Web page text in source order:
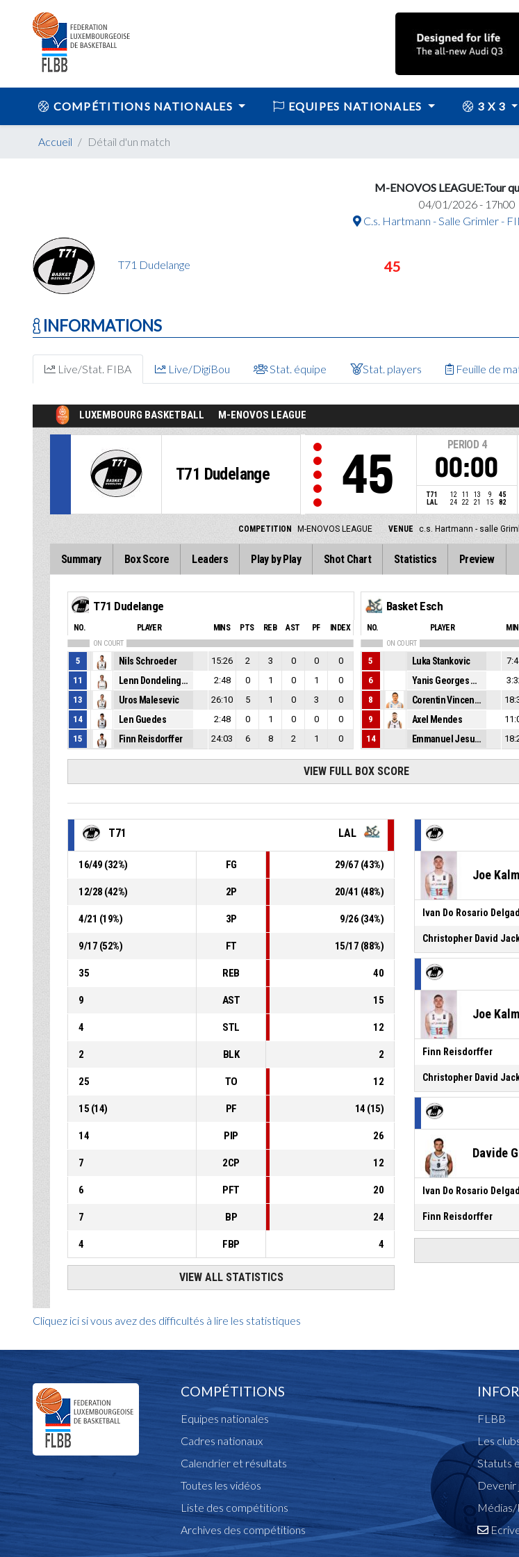
COMPÉTITIONS NATIONALES EQUIPES NATIONALES 3 X 3
Accueil Détail d'un match
M-ENOVOS LEAGUE:Tour
04/01/2026 - 17h00
C.s. Hartmann - Salle Grimler -
T71 Dudelange 45
INFORMATIONS
Live/Stat. FIBA Live/DigiBou Stat. équipe Stat. players Feuille de
Cliquez ici si vous avez des difficultés à lire les statistiques
COMPÉTITIONS
Equipes nationales
Cadres nationaux
Calendrier et résultats
Toutes les vidéos
Liste des compétitions
Archives des compétitions
FLBB
Les
Statuts
Devenir
Médias/